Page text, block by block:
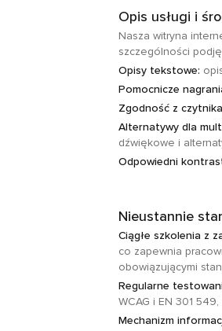
Opis usługi i
Nasza witryna
szczególności
Opisy tekstowe:
Pomocnicze
Zgodność z
Alternatywy dla
dźwiękowe i
Odpowiedni
Nieustannie
Ciągłe szkolenia z
co zapewnia
obowiązującymi
Regularne
WCAG i EN 301
Mechanizm